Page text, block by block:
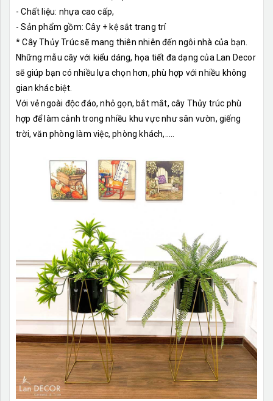
- Chất liệu: nhựa cao cấp,
- Sản phẩm gồm: Cây + kệ sắt trang trí
* Cây Thủy Trúc sẽ mang thiên nhiên đến ngôi nhà của bạn.
Những mẫu cây với kiểu dáng, họa tiết đa dạng của Lan Decor
sẽ giúp bạn có nhiều lựa chọn hơn, phù hợp với nhiều không
gian khác biệt.
Với vẻ ngoài độc đáo, nhỏ gọn, bắt mắt, cây Thủy trúc phù
hợp để làm cảnh trong nhiều khu vực như sân vườn, giếng
trời, văn phòng làm việc, phòng khách,.....